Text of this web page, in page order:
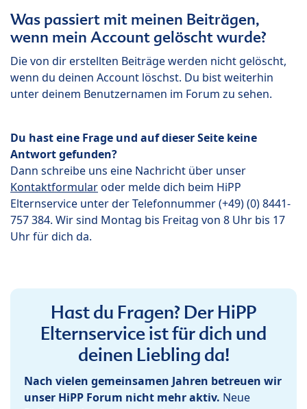
Was passiert mit meinen Beiträgen,
wenn mein Account gelöscht wurde?
Die von dir erstellten Beiträge werden nicht gelöscht,
wenn du deinen Account löschst. Du bist weiterhin
unter deinem Benutzernamen im Forum zu sehen.
Du hast eine Frage und auf dieser Seite keine
Antwort gefunden?
Dann schreibe uns eine Nachricht über unser
Kontaktformularoder melde dich beim HiPP
Elternservice unter der Telefonnummer (+49) (0) 8441-
757 384. Wir sind Montag bis Freitag von 8 Uhr bis 17
Uhr für dich da.
Hast du Fragen? Der HiPP
Elternservice ist für dich und
deinen Liebling da!
Nach vielen gemeinsamen Jahren betreuen wir
unser HiPP Forum nicht mehr aktiv. Neue